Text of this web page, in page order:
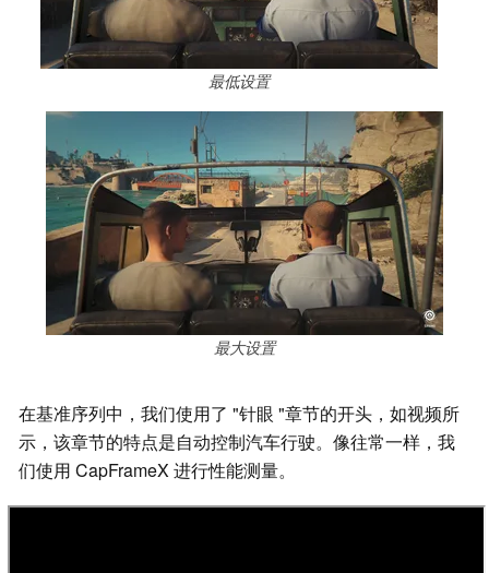
最低设置
最大设置
在基准序列中，我们使用了 "针眼 "章节的开头，如视频所
示，该章节的特点是自动控制汽车行驶。像往常一样，我
们使用 CapFrameX 进行性能测量。